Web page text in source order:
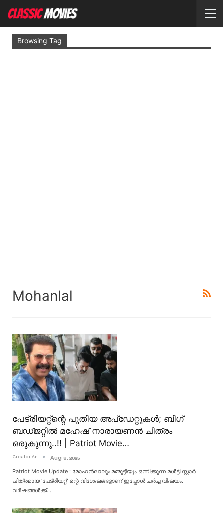
Browsing Tag
Mohanlal
പേട്രിയറ്റ്ന്റെ പുതിയ അപ്ഡേറ്റുകൾ; ബിഗ്
ബഡ്ജറ്റിൽ മഹേഷ് നാരായണൻ ചിത്രം
ഒരുകുന്നു..!! | Patriot Movie…
Creator An Aug 8, 2025
Patriot Movie Update : മോഹൻലാലും മമ്മൂട്ടിയും ഒന്നിക്കുന്ന മൾട്ടി സ്റ്റാർ
ചിത്രമായ 'പേട്രിയറ്റ്' ന്റെ വിശേഷങ്ങളാണ് ഇപ്പോൾ ചർച്ച വിഷയം.
വർഷങ്ങൾക്ക്…